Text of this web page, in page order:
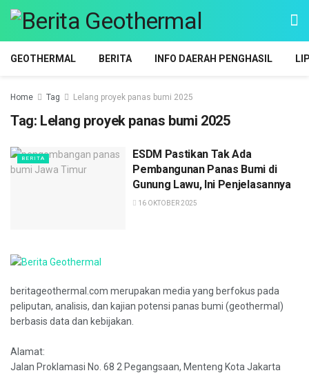
GEOTHERMAL BERITA INFO DAERAH PENGHASIL
Home Tag Lelang proyek panas bumi 2025
Tag: Lelang proyek panas bumi 2025
BERITA
ESDM Pastikan Tak Ada
Pembangunan Panas Bumi di
Gunung Lawu, Ini Penjelasannya
16 OKTOBER 2025
beritageothermal.com merupakan media yang berfokus pada
peliputan, analisis, dan kajian potensi panas bumi (geothermal)
berbasis data dan kebijakan.
Alamat:
Jalan Proklamasi No. 68 2 Pegangsaan, Menteng Kota Jakarta